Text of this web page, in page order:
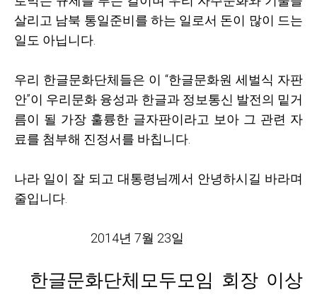
살리고 남북 통일준비를 하는 일로서 돈이 많이 드는
일도 아닙니다
우리 한글문화단체들은 이 “한글문화원 세벌식 자판
안”이 우리문화 융성과 한글과 정보통신 발전의 밑거
름이 될 가장 훌륭한 글자판이라고 보아 그 관련 자
료를 첨부해 진정서를 바칩니다
나라 일이 잘 되고 대통령님께서 안녕하시길 바라며
줄입니다
2014년 7월 23일
한글문화단체모두모임 회장 이상